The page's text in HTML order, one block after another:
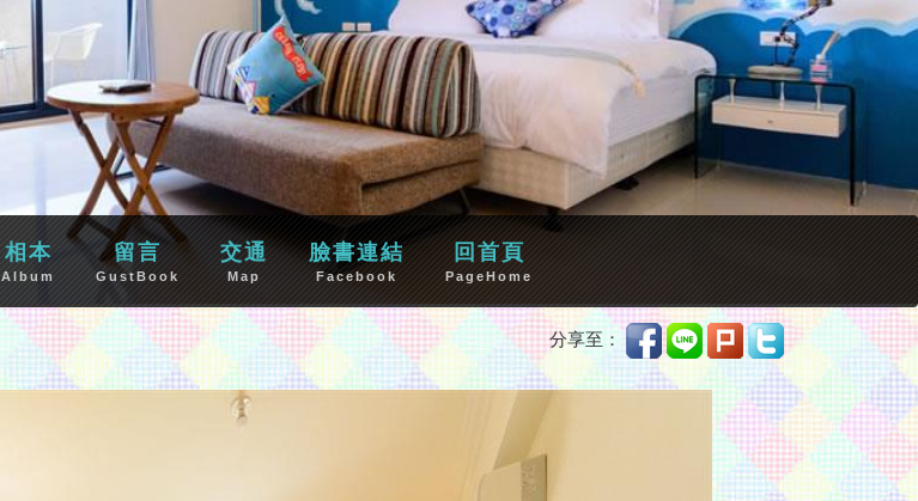
相本
Album
留言
GustBook
交通
Map
臉書連結
Facebook
回首頁
PageHome
分享至：